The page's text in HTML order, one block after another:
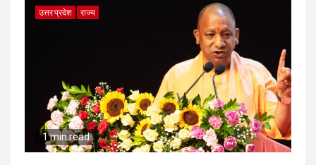
उत्तर प्रदेश राज्य
1 min read